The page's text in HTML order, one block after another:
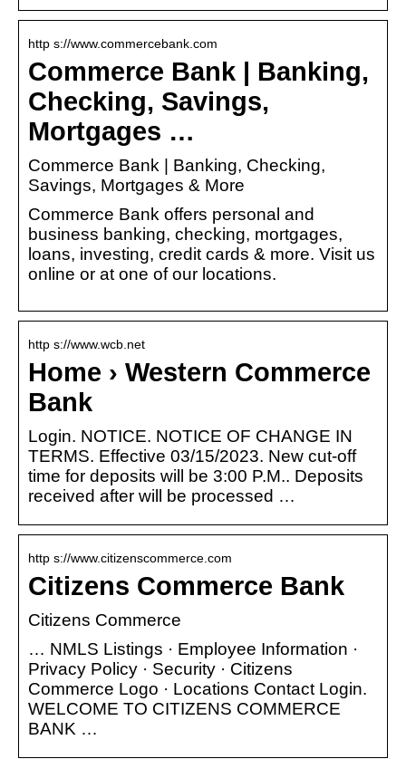
http s://www.commercebank.com
Commerce Bank | Banking,
Checking, Savings,
Mortgages …
Commerce Bank | Banking, Checking,
Savings, Mortgages & More
Commerce Bank offers personal and
business banking, checking, mortgages,
loans, investing, credit cards & more. Visit us
online or at one of our locations.
http s://www.wcb.net
Home › Western Commerce
Bank
Login. NOTICE. NOTICE OF CHANGE IN
TERMS. Effective 03/15/2023. New cut-off
time for deposits will be 3:00 P.M.. Deposits
received after will be processed …
http s://www.citizenscommerce.com
Citizens Commerce Bank
Citizens Commerce
… NMLS Listings · Employee Information ·
Privacy Policy · Security · Citizens
Commerce Logo · Locations Contact Login.
WELCOME TO CITIZENS COMMERCE
BANK …